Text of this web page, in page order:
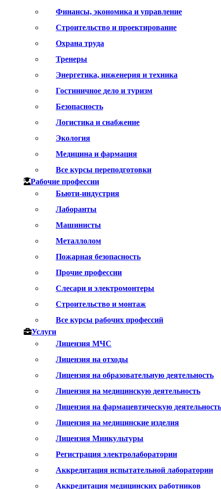
Финансы, экономика и управление
Строительство и проектирование
Охрана труда
Тренеры
Энергетика, инженерия и техника
Гостиничное дело и туризм
Безопасность
Логистика и снабжение
Экология
Медицина и фармация
Все курсы переподготовки
Рабочие профессии
Бьюти-индустрия
Лаборанты
Машинисты
Металлолом
Пожарная безопасность
Прочие профессии
Слесари и электромонтеры
Строительство и монтаж
Все курсы рабочих профессий
Услуги
Лицензия МЧС
Лицензия на отходы
Лицензия на образовательную деятельность
Лицензия на медицинскую деятельность
Лицензия на фармацевтическую деятельность
Лицензия на медицинские изделия
Лицензия Минкультуры
Регистрация электролаборатории
Аккредитация испытательной лаборатории
Аккредитация медицинских работников